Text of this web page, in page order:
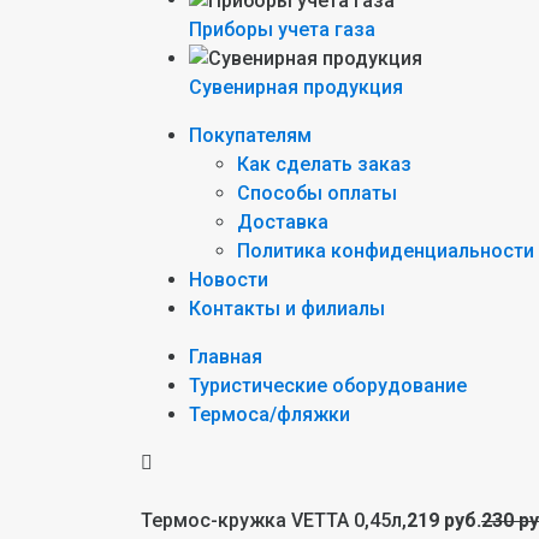
Приборы учета газа
Сувенирная продукция
Покупателям
Как сделать заказ
Способы оплаты
Доставка
Политика конфиденциальности
Новости
Контакты и филиалы
Главная
Туристические оборудование
Термоса/фляжки
Термос-кружка VETTA 0,45л,219 руб.230